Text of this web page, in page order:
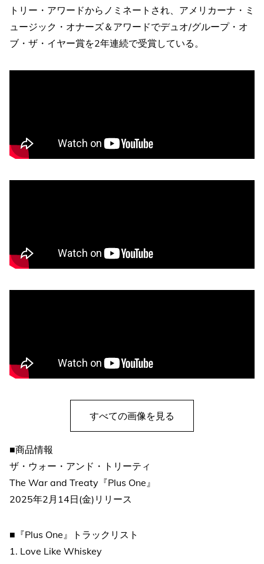
トリー・アワードからノミネートされ、アメリカーナ・ミ
ュージック・オナーズ＆アワードでデュオ/グループ・オ
ブ・ザ・イヤー賞を2年連続で受賞している。
すべての画像を見る
■商品情報
ザ・ウォー・アンド・トリーティ
The War and Treaty『Plus One』
2025年2月14日(金)リリース
■『Plus One』トラックリスト
1. Love Like Whiskey